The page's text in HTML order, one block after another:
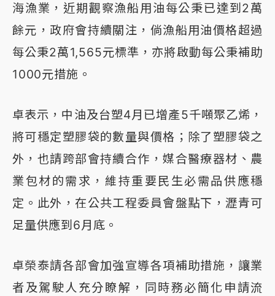
海漁業，近期觀察漁船用油每公秉已達到2萬
餘元，政府會持續關注，倘漁船用油價格超過
每公秉2萬1,565元標準，亦將啟動每公秉補助
1000元措施。
卓表示，中油及台塑4月已增產5千噸聚乙烯，
將可穩定塑膠袋的數量與價格；除了塑膠袋之
外，也請跨部會持續合作，媒合醫療器材、農
業包材的需求，維持重要民生必需品供應穩
定。此外，在公共工程委員會盤點下，瀝青可
足量供應到6月底。
卓榮泰請各部會加強宣導各項補助措施，讓業
者及駕駛人充分瞭解，同時務必簡化申請流